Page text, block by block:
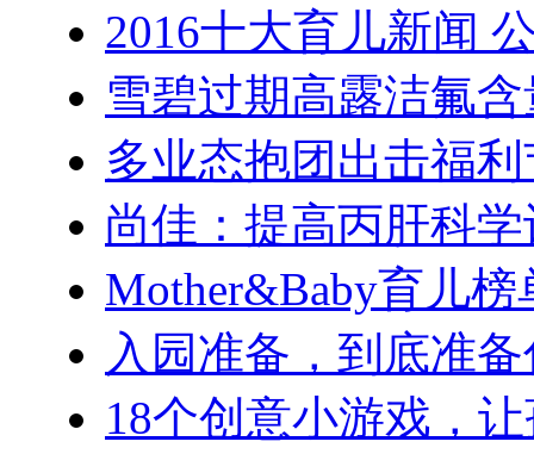
2016十大育儿新闻
雪碧过期高露洁氟
多业态抱团出击福
尚佳：提高丙肝科
Mother&Baby育儿
入园准备，到底准
18个创意小游戏，